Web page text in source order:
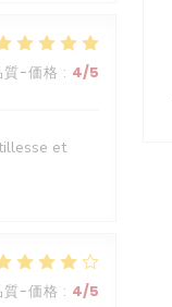
質-価格 : 4/5
et
質-価格 : 4/5